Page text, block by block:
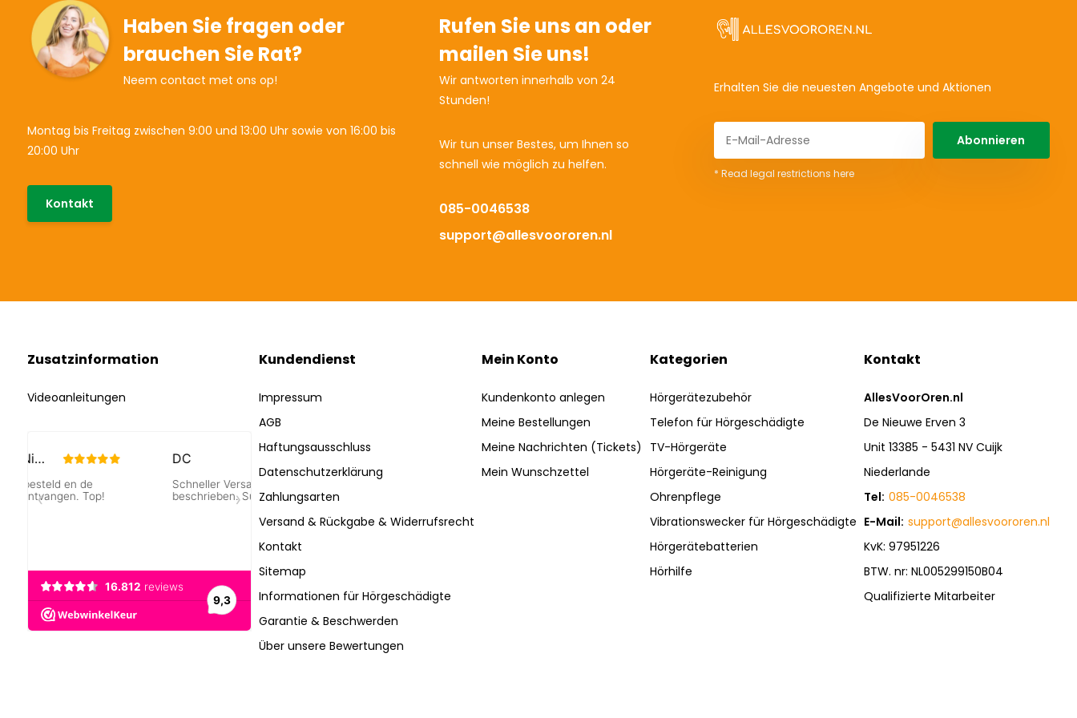
Haben Sie fragen oder
brauchen Sie Rat?
Neem contact met ons op!
Montag bis Freitag zwischen 9:00 und 13:00 Uhr sowie von 16:00 bis
20:00 Uhr
Kontakt
Rufen Sie uns an oder
mailen Sie uns!
Wir antworten innerhalb von 24
Stunden!
Wir tun unser Bestes, um Ihnen so
schnell wie möglich zu helfen.
085-0046538
support@allesvoororen.nl
Erhalten Sie die neuesten Angebote und Aktionen
Abonnieren
* Read legal restrictions here
Zusatzinformation
Videoanleitungen
Kundendienst
Impressum
AGB
Haftungsausschluss
Datenschutzerklärung
Zahlungsarten
Versand & Rückgabe & Widerrufsrecht
Kontakt
Sitemap
Informationen für Hörgeschädigte
Garantie & Beschwerden
Über unsere Bewertungen
Mein Konto
Kundenkonto anlegen
Meine Bestellungen
Meine Nachrichten (Tickets)
Mein Wunschzettel
Kategorien
Hörgerätezubehör
Telefon für Hörgeschädigte
TV-Hörgeräte
Hörgeräte-Reinigung
Ohrenpflege
Vibrationswecker für Hörgeschädigte
Hörgerätebatterien
Hörhilfe
Kontakt
AllesVoorOren.nl
De Nieuwe Erven 3
Unit 13385 - 5431 NV Cuijk
Niederlande
Tel: 085-0046538
E-Mail: support@allesvoororen.nl
KvK: 97951226
BTW. nr: NL005299150B04
Qualifizierte Mitarbeiter